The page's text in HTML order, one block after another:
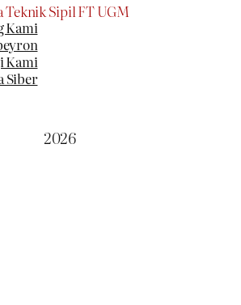
Teknik Sipil FT UGM
Kami
Kami
Siber
2026